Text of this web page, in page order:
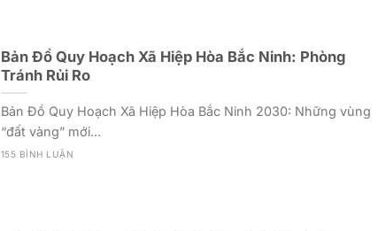
Bản Đồ Quy Hoạch Xã Hiệp Hòa Bắc Ninh: Phòng
Tránh Rủi Ro
Bản Đồ Quy Hoạch Xã Hiệp Hòa Bắc Ninh 2030: Những vùng
“đất vàng” mới...
155 BÌNH LUẬN